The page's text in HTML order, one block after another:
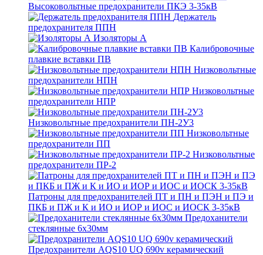
Высоковольтные предохранители ПКЭ 3-35кВ
Держатель
предохранителя ППН
Изоляторы А
Калибровочные
плавкие вставки ПВ
Низковольтные
предохранители НПН
Низковольтные
предохранители НПР
Низковольтные предохранители ПН-2У3
Низковольтные
предохранители ПП
Низковольтные
предохранители ПР-2
Патроны для предохранителей ПТ и ПН и ПЭН и ПЭ и
ПКБ и ПЖ и К и ИО и ИОР и ИОС и ИОСК 3-35кВ
Предоханители
стеклянные 6х30мм
Предохранители AQS10 UQ 690v керамический